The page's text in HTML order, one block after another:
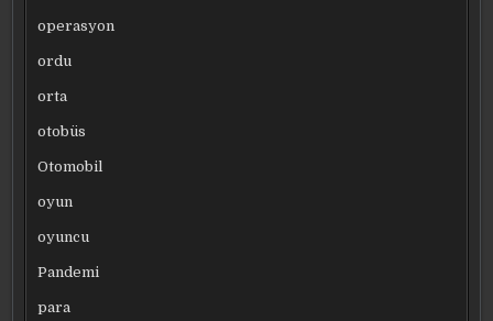
operasyon
ordu
orta
otobüs
Otomobil
oyun
oyuncu
Pandemi
para